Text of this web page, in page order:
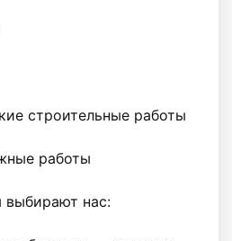
строительные работы
работы